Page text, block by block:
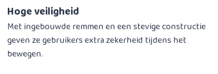
Hoge veiligheid
Met ingebouwde remmen en een stevige constructie
geven ze gebruikers extra zekerheid tijdens het
bewegen.